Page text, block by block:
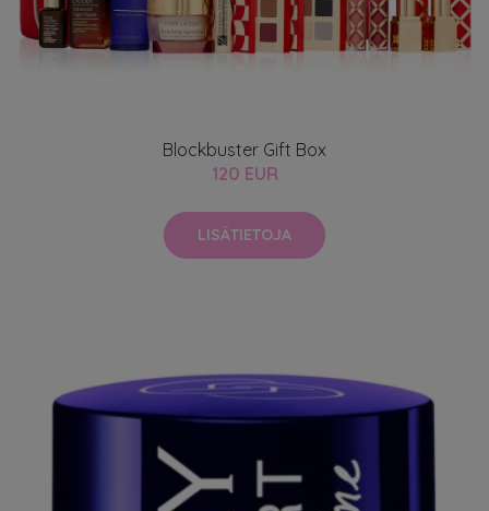
Blockbuster Gift Box
120 EUR
LISÄTIETOJA